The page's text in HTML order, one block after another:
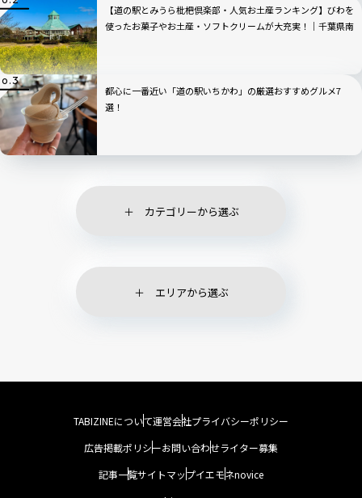
【道の駅とみうら枇杷倶楽部・人気お土産ランキング】びわを
使ったお菓子やお土産・ソフトクリームが大充実！｜千葉県南
都心に一番近い「道の駅いちかわ」の厳選おすすめグルメ7
選！
カテゴリーから選ぶ
エリアから選ぶ
TABIZINEについて運営会社プライバシーポリシー
広告掲載ポリシーお問い合わせライター募集
記事一覧サイトマップイエモネnovice